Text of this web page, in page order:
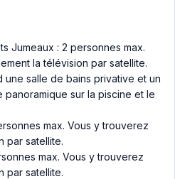
Jumeaux : 2 personnes max.
la télévision par satellite.
salle de bains privative et un
sur la piscine et le
max. Vous y trouverez
par satellite.
max. Vous y trouverez
par satellite.